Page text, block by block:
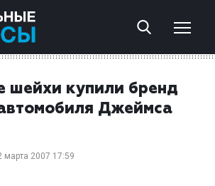
шейхи купили бренд
Джеймса
марта 2007 17:59